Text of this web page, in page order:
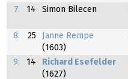
7. 14 Simon Bilecen
8. 25
Janne Rempe
(1603)
9. 14
Richard Esefelder
(1627)